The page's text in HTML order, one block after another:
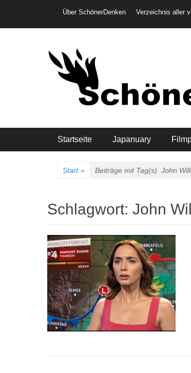
Header-Menü
Über SchönerDenken Verzeichnis aller
Hauptmenü
Startseite Japanuary
Start » Beiträge mit Tag(s) John
Schlagwort: John